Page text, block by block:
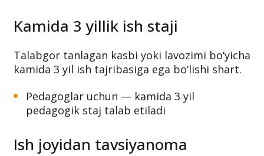
Kamida 3 yillik ish staji
Talabgor tanlagan kasbi yoki lavozimi bo‘yicha
kamida 3 yil ish tajribasiga ega bo‘lishi shart.
Pedagoglar uchun — kamida 3 yil
pedagogik staj talab etiladi
Ish joyidan tavsiyanoma